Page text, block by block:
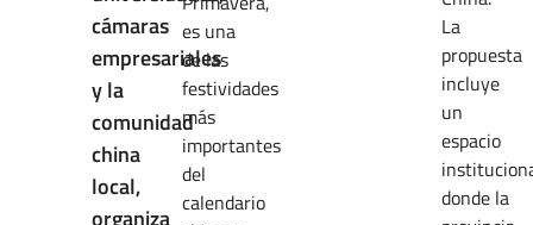
cámaras
empresariales
y la
comunidad
china
local,
organiza
es una
de las
festividades
más
importantes
del
calendario
La
propuesta
incluye
un
espacio
donde la